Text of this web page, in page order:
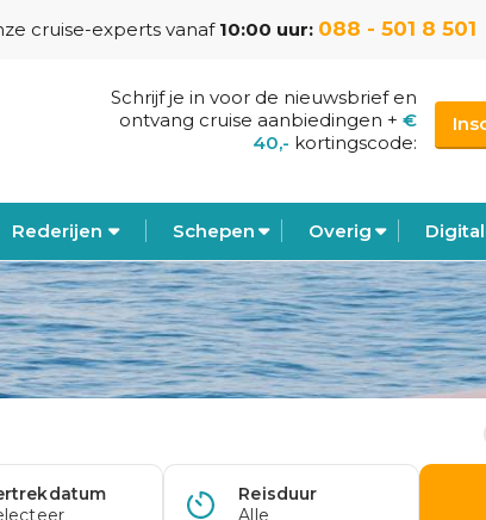
cruise-experts vanaf 10:00 uur: 088 - 501 8 501
Schrijf je in voor de nieuwsbrief en
ontvang cruise aanbiedingen + €
40,- kortingscode:
Rederijen Schepen Overig